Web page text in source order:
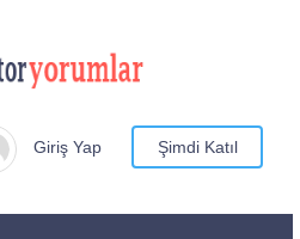
Giriş Yap Şimdi Katıl